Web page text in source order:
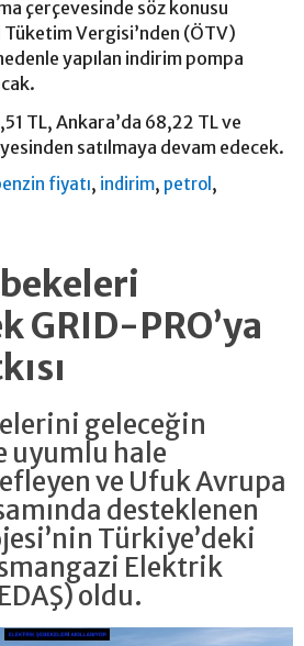
çerçevesinde söz konusu
Vergisi’nden (ÖTV)
yapılan indirim pompa
TL, Ankara’da 68,22 TL ve
satılmaya devam edecek.
fiyatı, indirim, petrol ,
GRID-PRO’ya
geleceğin
hale
ve Ufuk Avrupa
desteklenen
Türkiye’deki
Elektrik
oldu.